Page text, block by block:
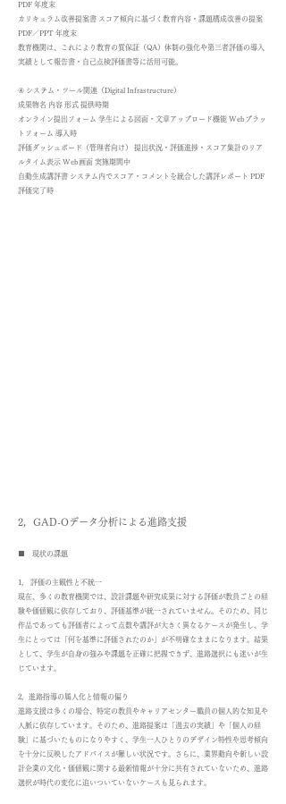
PDF 年度末
カリキュラム改善提案書 スコア傾向に基づく教育内容・課題構成改善の提案
PDF／PPT 年度末
教育機関は、これにより教育の質保証（QA）体制の強化や第三者評価の導入
実績として報告書・自己点検評価書等に活用可能。
④ システム・ツール関連（Digital Infrastructure）
成果物名 内容 形式 提供時期
オンライン提出フォーム 学生による図面・文章アップロード機能 Webプラッ
トフォーム 導入時
評価ダッシュボード（管理者向け） 提出状況・評価進捗・スコア集計のリア
ルタイム表示 Web画面 実施期間中
自動生成講評書 システム内でスコア・コメントを統合した講評レポート PDF
評価完了時
2，GAD-Oデータ分析による進路支援
■ 現状の課題
1， 評価の主観性と不統一
現在、多くの教育機関では、設計課題や研究成果に対する評価が教員ごとの経
験や価値観に依存しており、評価基準が統一されていません。そのため、同じ
作品であっても評価者によって点数や講評が大きく異なるケースが発生し、学
生にとっては「何を基準に評価されたのか」が不明確なままになります。結果
として、学生が自身の強みや課題を正確に把握できず、進路選択にも迷いが生
じています。
2，進路指導の属人化と情報の偏り
進路支援は多くの場合、特定の教員やキャリアセンター職員の個人的な知見や
人脈に依存しています。そのため、進路提案は「過去の実績」や「個人の経
験」に基づいたものになりやすく、学生一人ひとりのデザイン特性や思考傾向
を十分に反映したアドバイスが難しい状況です。さらに、業界動向や新しい設
計企業の文化・価値観に関する最新情報が十分に共有されていないため、進路
選択が時代の変化に追いついていないケースも見られます。